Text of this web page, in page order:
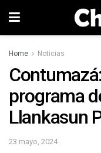
Home Noticias
programa
Llankasun
23 mayo, 2024